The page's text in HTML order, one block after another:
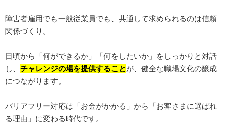
障害者雇用でも一般従業員でも、共通して求められるのは信頼
関係づくり。
日頃から「何ができるか」「何をしたいか」をしっかりと対話
し、 チャレンジの場を提供することが、健全な職場文化の醸成
につながります。
バリアフリー対応は「お金がかかる」から「お客さまに選ばれ
る理由」に変わる時代です。